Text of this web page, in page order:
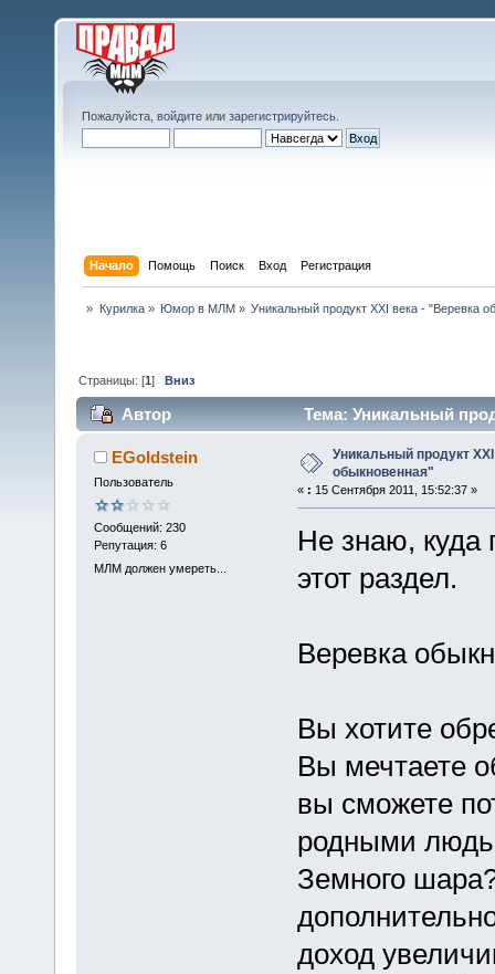
Пожалуйста, войдите или зарегистрируйтесь
Начало Помощь Поиск Вход Регистрация
» Курилка» Юмор в МЛМ » Уникальный продукт XXI века - "Веревка
Страницы: [1]Вниз
Автор
Тема: Уникальный
раз)EGoldstein
Пользователь
Сообщений: 230
Репутация: 6
МЛМ должен умереть...
Уникальный продукт
обыкновенная"
« : 15 Сентября 2011, 15:52:37 »
Не знаю, куда
этот раздел.
Веревка
Вы хотите
Вы мечтаете
вы сможете
родными
Земного
доход